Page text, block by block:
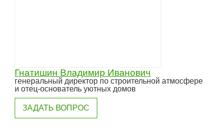
Гнатишин Владимир Иванович
генеральный директор по строительной атмосфере
и отец-основатель уютных домов
ЗАДАТЬ ВОПРОС